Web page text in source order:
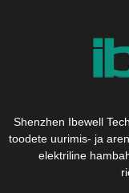
Shenzhen Ibewell
toodete uurimis- ja
elektriline